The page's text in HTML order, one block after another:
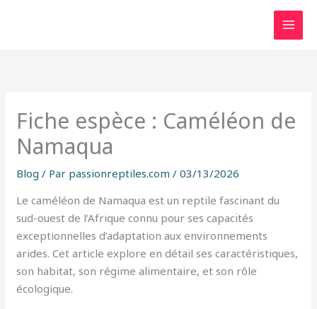
Fiche espèce : Caméléon de
Namaqua
Blog / Par passionreptiles.com/03/13/2026
Le caméléon de Namaqua est un reptile fascinant du
sud-ouest de l’Afrique connu pour ses capacités
exceptionnelles d’adaptation aux environnements
arides. Cet article explore en détail ses caractéristiques,
son habitat, son régime alimentaire, et son rôle
écologique.